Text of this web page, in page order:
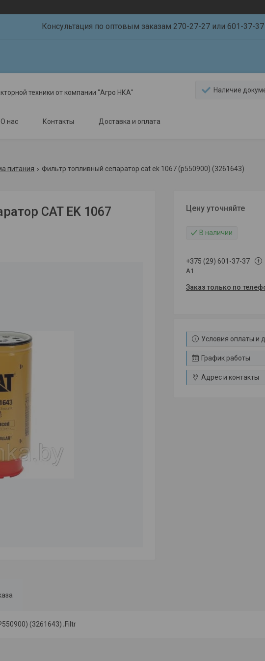
Консультация по оптовым заказам 270-27-27 или 601-37-37
техники от компании "Агро НКА" Наличие
О нас Контакты Доставка и оплата
питания Фильтр топливный сепаратор cat ek 1067 (p550900) (3261643)
CAT EK 1067
Цену уточняйте
В наличии
+375 (29) 601-37-37
A1
Заказ только по
Условия оплаты и
График работы
Адрес и контакты
(3261643) ;Filtr